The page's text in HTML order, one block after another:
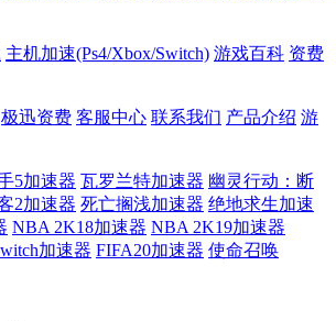
主机加速(Ps4/Xbox/Switch) 游戏百科 资费
极迅资费 客服中心 联系我们 产品介绍 游
5加速器 瓦罗兰特加速器 幽灵行动：断
2加速器 死亡搁浅加速器 绝地求生加速
NBA 2K18加速器 NBA 2K19加速器
加速器 FIFA20加速器 使命召唤